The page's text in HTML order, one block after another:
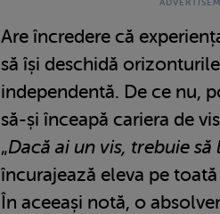
Are încredere că
să își deschidă
independentă. De ce nu,
să-și înceapă cariera de
„Dacă ai un vis, trebuie
încurajează eleva pe
În aceeași notă, o